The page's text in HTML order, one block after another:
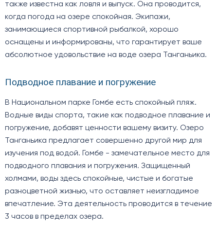
также известна как ловля и выпуск. Она проводится,
когда погода на озере спокойная. Экипажи,
занимающиеся спортивной рыбалкой, хорошо
оснащены и информированы, что гарантирует ваше
абсолютное удовольствие на воде озера Танганьика.
Подводное плавание и погружение
В Национальном парке Гомбе есть спокойный пляж.
Водные виды спорта, такие как подводное плавание и
погружение, добавят ценности вашему визиту. Озеро
Танганьика предлагает совершенно другой мир для
изучения под водой. Гомбе - замечательное место для
подводного плавания и погружения. Защищенный
холмами, воды здесь спокойные, чистые и богатые
разноцветной жизнью, что оставляет неизгладимое
впечатление. Эта деятельность проводится в течение
3 часов в пределах озера.